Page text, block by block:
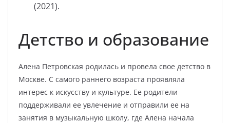
(2021).
Детство и образование
Алена Петровская родилась и провела свое детство в
Москве. С самого раннего возраста проявляла
интерес к искусству и культуре. Ее родители
поддерживали ее увлечение и отправили ее на
занятия в музыкальную школу, где Алена начала